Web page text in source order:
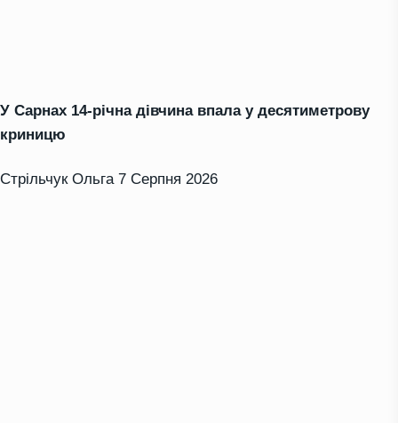
У Сарнах 14-річна дівчина впала у десятиметрову
криницю
Стрільчук Ольга 7 Серпня 2026